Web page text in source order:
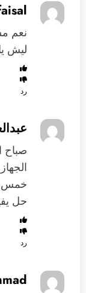
نعم
ليش
رد
صباح
خمس
حل
رد